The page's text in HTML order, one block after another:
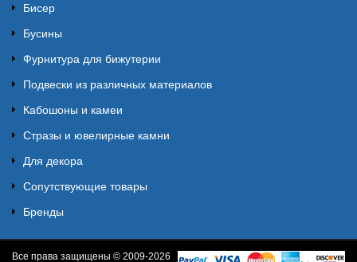
Бисер
Бусины
Фурнитура для бижутерии
Подвески из различных материалов
Кабошоны и камеи
Стразы и ювелирные камни
Для декора
Сопутствующие товары
Бренды
Все права защищены © 2009-2026